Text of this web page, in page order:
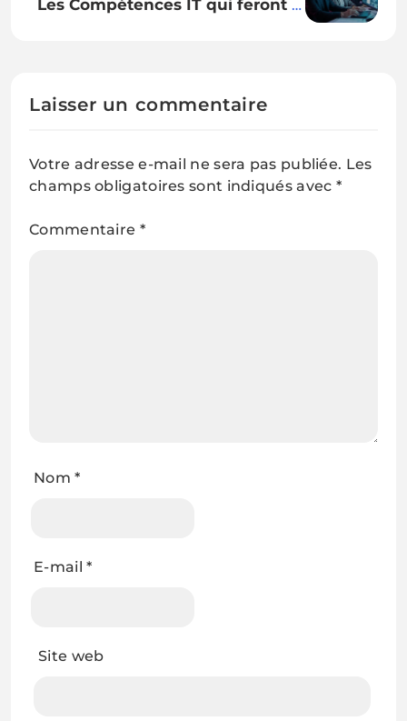
Les Compétences IT qui feront la
Laisser un commentaire
Votre adresse e-mail ne sera pas publiée. Les
champs obligatoires sont indiqués avec *
Commentaire *
Nom*
E-mail*
Site web